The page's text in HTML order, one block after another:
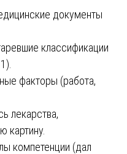
документы
классификации
факторы (работа,
лекарства,
картину.
компетенции (дал